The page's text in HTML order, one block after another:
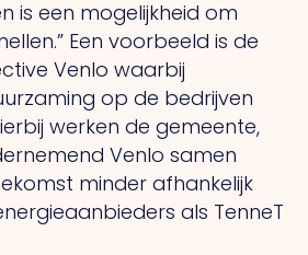
is een mogelijkheid om
Een voorbeeld is de
Venlo waarbij
op de bedrijven
werken de gemeente,
Venlo samen
minder afhankelijk
als TenneT